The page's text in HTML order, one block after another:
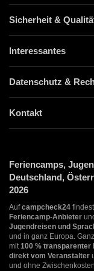
Sicherheit &
Interessantes
Datenschutz &
Kontakt
Feriencamps,
Deutschland,
2026
Aufcampcheck24
Feriencamp-Anbieter
Jugendreisen und
und in ganz Europa.
mit100 % transparenter
direkt vom Veranstalter
und ohne